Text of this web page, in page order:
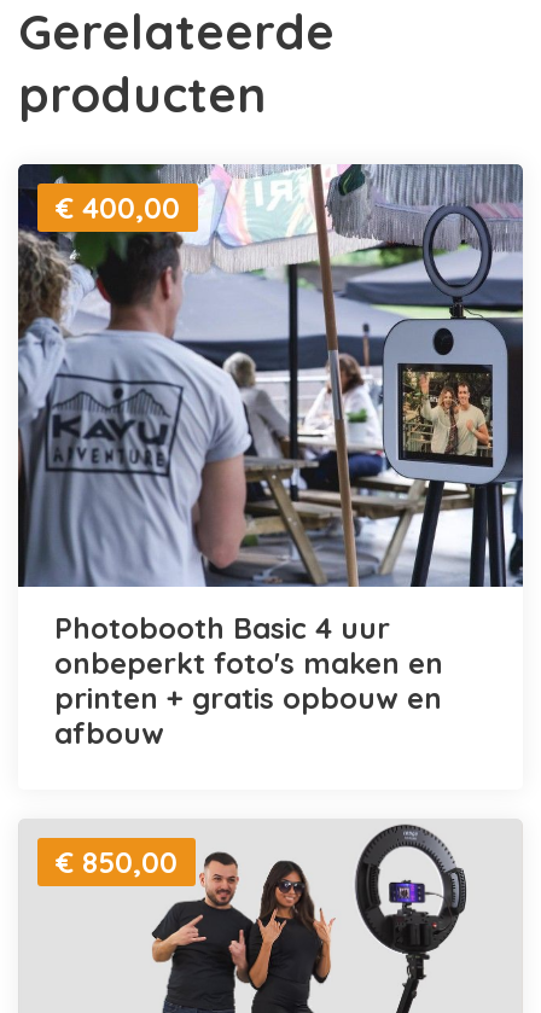
Gerelateerde
producten
€ 400,00
Photobooth Basic 4 uur
onbeperkt foto's maken en
printen + gratis opbouw en
afbouw
€ 850,00